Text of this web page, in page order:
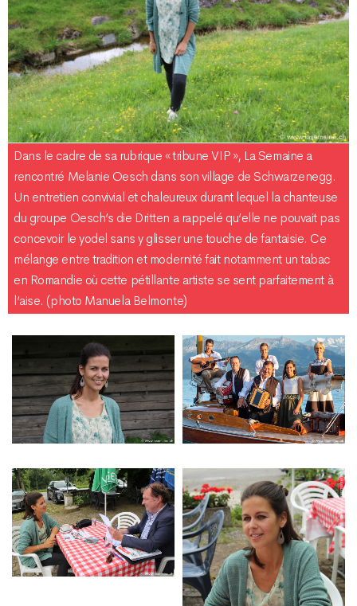
Dans le cadre de sa rubrique « tribune VIP », La Semaine a
rencontré Melanie Oesch dans son village de Schwarzenegg.
Un entretien convivial et chaleureux durant lequel la chanteuse
du groupe Oesch’s die Dritten a rappelé qu’elle ne pouvait pas
concevoir le yodel sans y glisser une touche de fantaisie. Ce
mélange entre tradition et modernité fait notamment un tabac
en Romandie où cette pétillante artiste se sent parfaitement à
l’aise. (photo Manuela Belmonte)